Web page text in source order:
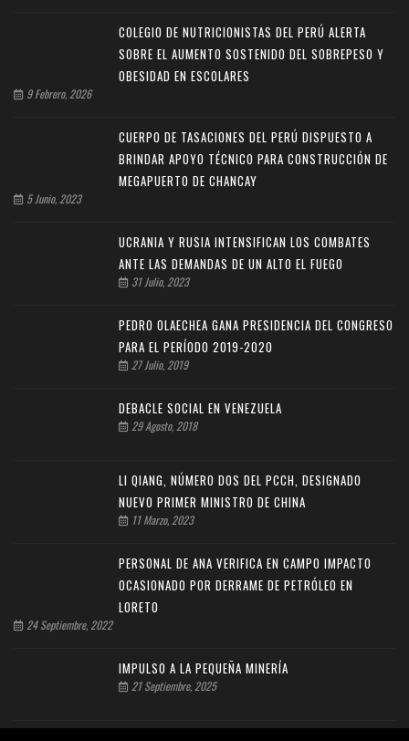
COLEGIO DE NUTRICIONISTAS DEL PERÚ ALERTA
SOBRE EL AUMENTO SOSTENIDO DEL SOBREPESO Y
OBESIDAD EN ESCOLARES
9 Febrero, 2026
CUERPO DE TASACIONES DEL PERÚ DISPUESTO A
BRINDAR APOYO TÉCNICO PARA CONSTRUCCIÓN DE
MEGAPUERTO DE CHANCAY
5 Junio, 2023
UCRANIA Y RUSIA INTENSIFICAN LOS COMBATES
ANTE LAS DEMANDAS DE UN ALTO EL FUEGO
31 Julio, 2023
PEDRO OLAECHEA GANA PRESIDENCIA DEL CONGRESO
PARA EL PERÍODO 2019-2020
27 Julio, 2019
DEBACLE SOCIAL EN VENEZUELA
29 Agosto, 2018
LI QIANG, NÚMERO DOS DEL PCCH, DESIGNADO
NUEVO PRIMER MINISTRO DE CHINA
11 Marzo, 2023
PERSONAL DE ANA VERIFICA EN CAMPO IMPACTO
OCASIONADO POR DERRAME DE PETRÓLEO EN
LORETO
24 Septiembre, 2022
IMPULSO A LA PEQUEÑA MINERÍA
21 Septiembre, 2025